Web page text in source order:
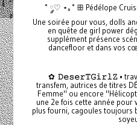
˚ ◌༘♡ ⋆｡˚ ꕥ Pédélope
Une soirée pour vous, dolls
en quête de girl power
supplément présence
dancefloor et dans vos
✿ 𝙳𝚎𝚜𝚎𝚛𝚃𝙶𝚒𝚛𝚕𝚉•
transfem, autrices de titres
Femme" ou encore
une 2e fois cette année pour
plus fourni, cagoules toujours